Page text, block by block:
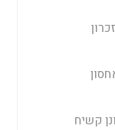
קשיח